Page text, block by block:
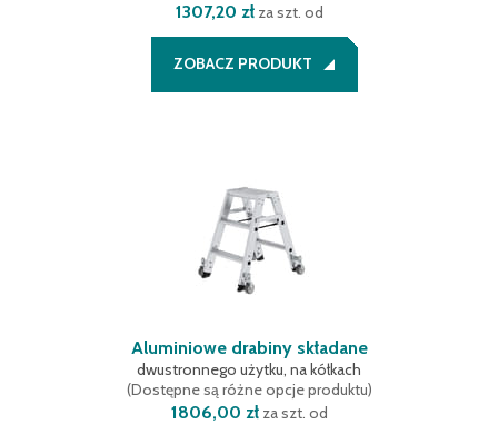
1307,20 złza szt. od
ZOBACZ PRODUKT
Aluminiowe drabiny składane
dwustronnego użytku, na kółkach
(Dostępne są różne opcje produktu)
1806,00 złza szt. od